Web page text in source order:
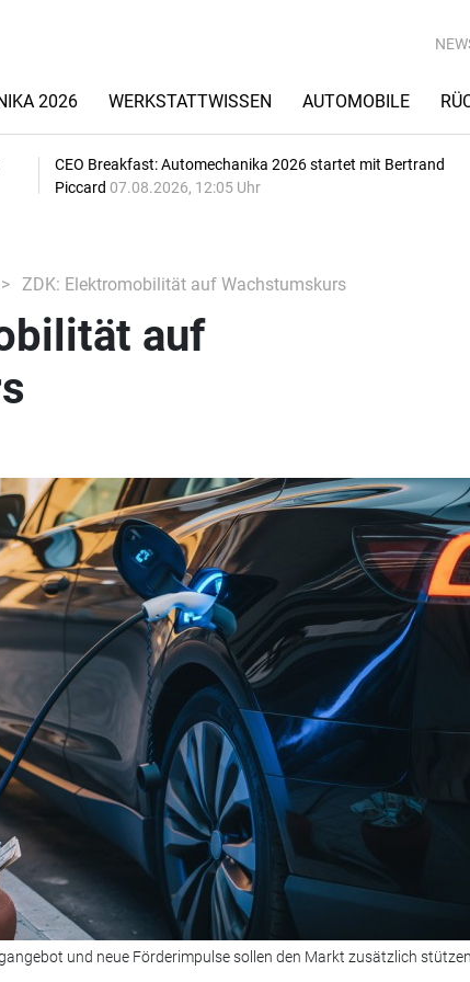
2026 WERKSTATTWISSEN AUTOMOBILE
CEO Breakfast: Automechanika 2026 startet mit Bertrand
Piccard 07.08.2026, 12:05 Uhr
ZDK: Elektromobilität auf Wachstumskurs
auf
und neue Förderimpulse sollen den Markt zusätzlich